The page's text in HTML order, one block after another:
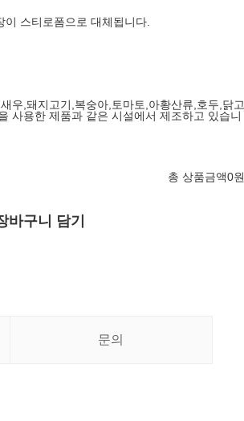
이 스티로폼으로 대체됩니다.
우,돼지고기,복숭아,토마토,아황산류,호두,닭고
사용한 제품과 같은 시설에서 제조하고 있습니
총 상품금액0원
바구니 담기
문의